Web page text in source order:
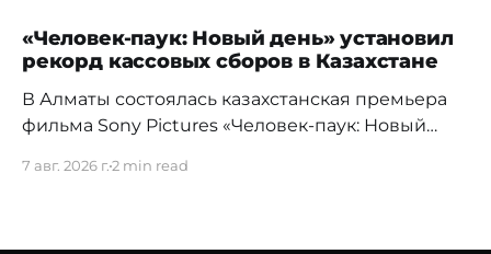
«Человек-паук: Новый день» установил
рекорд кассовых сборов в Казахстане
В Алматы состоялась казахстанская премьера
фильма Sony Pictures «Человек-паук: Новый
7 авг. 2026 г.2 min read